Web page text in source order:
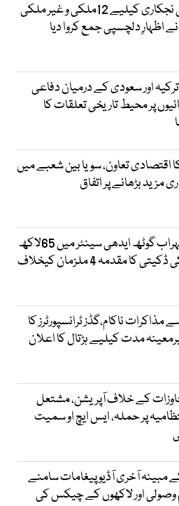
فیسکو کی نجکاری کیلیے 12ملکی و غیر ملکی
اظہارِ دلچسپی جمع کروا دیا
اور سعودی کے درمیان دفاعی
پر محیط تاریخی تعلقات کا
اقتصادی تعاون، سویا بین شعبے میں
مزید بڑھانے پر اتفاق
کراچی: سہراب گوٹھ ایدھی سینٹر میں 65لاکھ
سے زائد کی ڈکیتی کا مقدمہ 4 ملزمان کیخلاف
ناکام،گڈز ٹرانسپورٹرز کا
مدت کیلیے ہڑتال کا اعلان
کے خلاف آپریشن، مشتعل
پر حملہ، ایس ایچ او سمیت
مبینہ آخری آڈیو پیغامات سامنے
وصولی اور لاکھوں کے چیکس کی